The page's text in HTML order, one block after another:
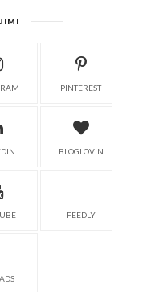
PINTEREST
BLOGLOVIN
FEEDLY